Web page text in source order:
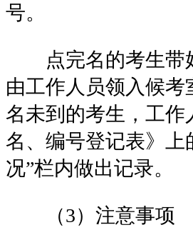
号。
点完名的考生带
由工作人员领入候考
名未到的考生，工作
名、编号登记表》上
况”栏内做出记录。
（3）注意事项